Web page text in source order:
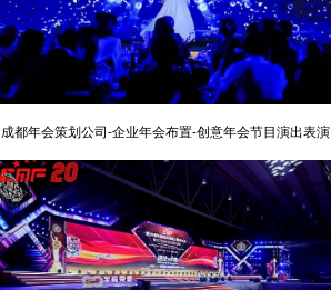
成都年会策划公司-企业年会布置-创意年会节目演出表演